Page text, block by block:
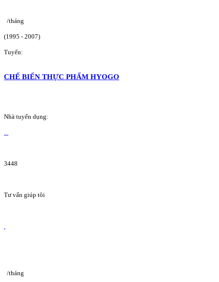
/tháng
(1995 - 2007)
Tuyển:
CHẾ BIẾN THỰC PHẨM HYOGO
Nhà tuyển dụng:
3448
Tư vấn giúp tôi
/tháng